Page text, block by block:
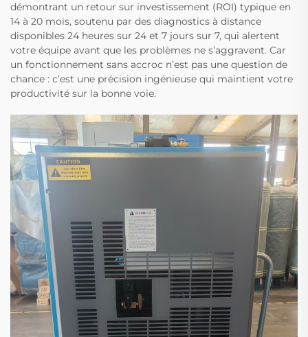
démontrant un retour sur investissement (ROI) typique en
14 à 20 mois, soutenu par des diagnostics à distance
disponibles 24 heures sur 24 et 7 jours sur 7, qui alertent
votre équipe avant que les problèmes ne s’aggravent. Car
un fonctionnement sans accroc n’est pas une question de
chance : c’est une précision ingénieuse qui maintient votre
productivité sur la bonne voie.